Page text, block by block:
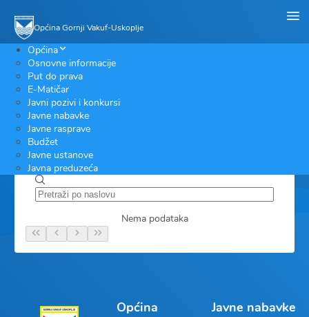
Općina Gornji Vakuf-Uskoplje
Općina
Osnovne informacije
Općinski načelnik
Općinsko vijeće
Općinske službe
Zakoni i propisi
Statut Općine
Budžet
Javne ustanove
Javna preduzeća
Građani
Put do prava
Pitajte vijećnika
Prijave građana
Mjesne zajednice
Registar dijaspore
E-Uprava
E-Matičar
Elektronski formulari
e-Citizen
Javne nabavke
Javni pozivi i konkursi
Javne nabavke
Javne rasprave
Službeni glasnici
Javne rasprave
Sortiraj po datumu
Nema podataka
Općina Javne nabavke